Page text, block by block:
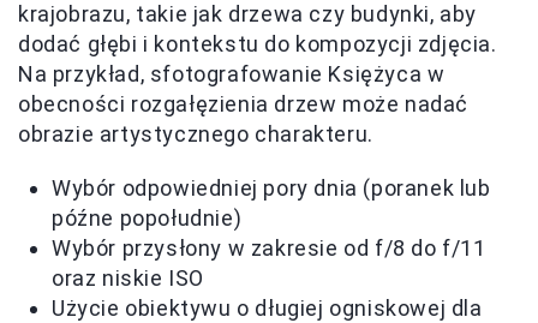
krajobrazu, takie jak drzewa czy budynki, aby
dodać głębi i kontekstu do kompozycji zdjęcia.
Na przykład, sfotografowanie Księżyca w
obecności rozgałęzienia drzew może nadać
obrazie artystycznego charakteru.
Wybór odpowiedniej pory dnia (poranek lub
późne popołudnie)
Wybór przysłony w zakresie od f/8 do f/11
oraz niskie ISO
Użycie obiektywu o długiej ogniskowej dla